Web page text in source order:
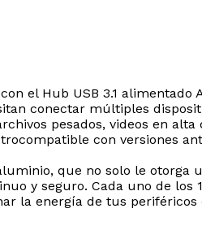
el Hub USB 3.1 alimentado
conectar múltiples
pesados, videos en
con versiones
que no solo le
y seguro. Cada uno de
la energía de tus